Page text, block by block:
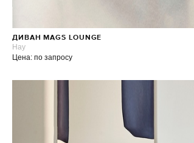
ДИВАН MAGS LOUNGE
Hay
Цена: по запросу